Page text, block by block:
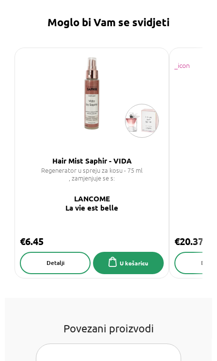
Moglo bi Vam se svidjeti
Hair Mist Saphir - VIDA
Regenerator u spreju za kosu - 75 ml
, zamjenjuje se s:
LANCOME
La vie est belle
€6.45
U košaricu
Detalji
€20.37
Povezani proizvodi